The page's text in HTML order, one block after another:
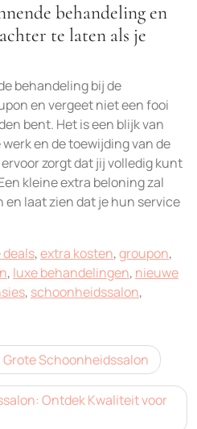
behandeling en
te laten als je
behandeling bij de
en vergeet niet een fooi
bent. Het is een blijk van
en de toewijding van de
zorgt dat jij volledig kunt
kleine extra beloning zal
en laat zien dat je hun service
,extra kosten,groupon,
, luxe behandelingen, nieuwe
, schoonheidssalon,
Grote Schoonheidssalon
Ontdek Kwaliteit voor